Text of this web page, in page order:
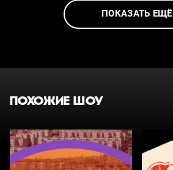
ПОКАЗАТЬ ЕЩЁ
ПОХОЖИЕ ШОУ